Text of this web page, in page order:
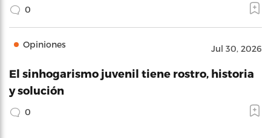
0
Opiniones Jul 30, 2026
El sinhogarismo juvenil tiene rostro, historia
y solución
0